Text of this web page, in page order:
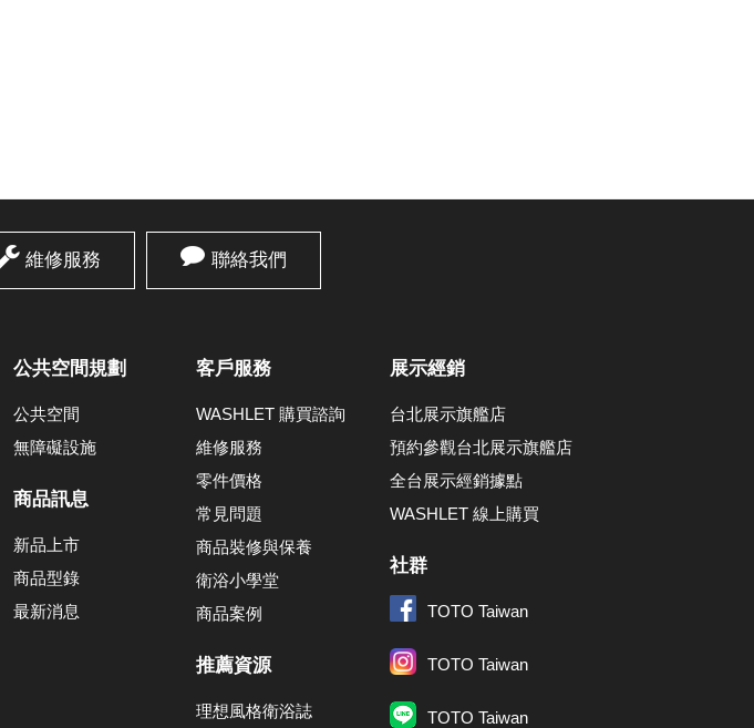
維修服務 聯絡我們
公共空間規劃
公共空間
無障礙設施
商品訊息
新品上市
商品型錄
最新消息
客戶服務
WASHLET 購買諮詢
維修服務
零件價格
常見問題
商品裝修與保養
衛浴小學堂
商品案例
推薦資源
理想風格衛浴誌
展示經銷
台北展示旗艦店
預約參觀台北展示旗艦店
全台展示經銷據點
WASHLET 線上購買
社群
TOTO Taiwan
TOTO Taiwan
TOTO Taiwan